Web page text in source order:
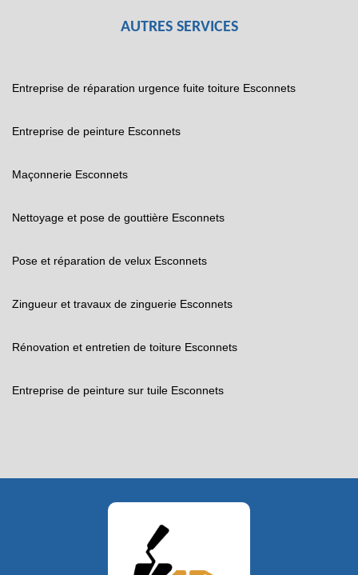
AUTRES SERVICES
Entreprise de réparation urgence fuite toiture Esconnets
Entreprise de peinture Esconnets
Maçonnerie Esconnets
Nettoyage et pose de gouttière Esconnets
Pose et réparation de velux Esconnets
Zingueur et travaux de zinguerie Esconnets
Rénovation et entretien de toiture Esconnets
Entreprise de peinture sur tuile Esconnets